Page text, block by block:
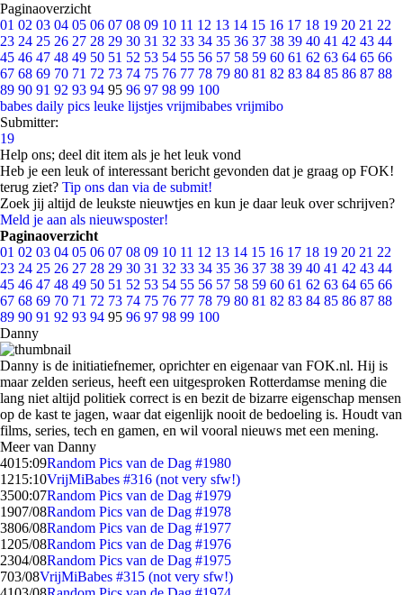
Paginaoverzicht
01 02 03 04 05 06 07 08 09 10 11 12 13 14 15 16 17 18 19 20 21 22
23 24 25 26 27 28 29 30 31 32 33 34 35 36 37 38 39 40 41 42 43 44
45 46 47 48 49 50 51 52 53 54 55 56 57 58 59 60 61 62 63 64 65 66
67 68 69 70 71 72 73 74 75 76 77 78 79 80 81 82 83 84 85 86 87 88
89 90 91 92 93 94 95 96 97 98 99 100
babes daily pics leuke lijstjes vrijmibabes vrijmibo
Submitter:
19
Help ons; deel dit item als je het leuk vond
Heb je een leuk of interessant bericht gevonden dat je graag op FOK!
terug ziet? Tip ons dan via de submit!
Zoek jij altijd de leukste nieuwtjes en kun je daar leuk over schrijven?
Meld je aan als nieuwsposter!
Paginaoverzicht
01 02 03 04 05 06 07 08 09 10 11 12 13 14 15 16 17 18 19 20 21 22
23 24 25 26 27 28 29 30 31 32 33 34 35 36 37 38 39 40 41 42 43 44
45 46 47 48 49 50 51 52 53 54 55 56 57 58 59 60 61 62 63 64 65 66
67 68 69 70 71 72 73 74 75 76 77 78 79 80 81 82 83 84 85 86 87 88
89 90 91 92 93 94 95 96 97 98 99 100
Danny
Danny is de initiatiefnemer, oprichter en eigenaar van FOK.nl. Hij is
maar zelden serieus, heeft een uitgesproken Rotterdamse mening die
lang niet altijd politiek correct is en bezit de bizarre eigenschap mensen
op de kast te jagen, waar dat eigenlijk nooit de bedoeling is. Houdt van
films, series, tech en gamen, en wil vooral nieuws met een mening.
Meer van Danny
4015:09Random Pics van de Dag #1980
1215:10VrijMiBabes #316 (not very sfw!)
3500:07Random Pics van de Dag #1979
1907/08Random Pics van de Dag #1978
3806/08Random Pics van de Dag #1977
1205/08Random Pics van de Dag #1976
2304/08Random Pics van de Dag #1975
703/08VrijMiBabes #315 (not very sfw!)